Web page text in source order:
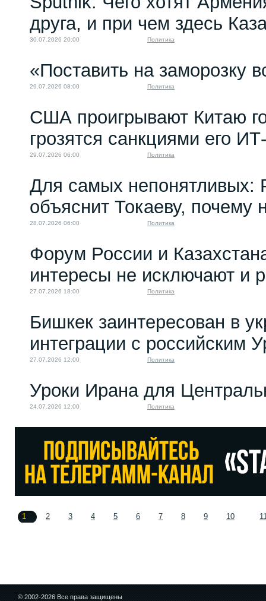
09.08.2023 13:50
друга, и при чем здесь
30.07.2026 20:00 Политика
«Поставить на заморозку
29.07.2026 08:00 Политика
США проигрывают Китаю
грозятся санкциями его
29.07.2026 06:00 Политика
Для самых непонятливых:
объяснит Токаеву,
28.07.2026 06:00 Политика
Форум России и
интересы не исключают и
27.07.2026 18:00 Политика
Бишкек заинтересован в
интеграции с российским
27.07.2026 12:00 Политика
Уроки Ирана для
24.07.2026 12:00 Политика
1 2 3 4 5 6 7 8 9 10
© 2002-2026 Все права защищены